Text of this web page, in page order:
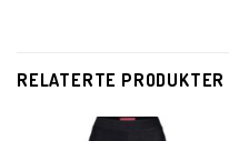
RELATERTE PRODUKTER